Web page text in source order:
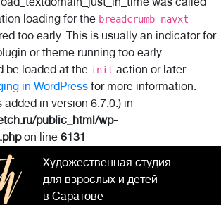
loading for the breadcrumb-navxt
too early. This is usually an indicator for
or theme running too early.
be loaded at the init action or later.
in WordPress for more information.
added in version 6.7.0.) in
public_html/wp-
on line 6131
Художественная студия
для взрослых и детей
в Саратове